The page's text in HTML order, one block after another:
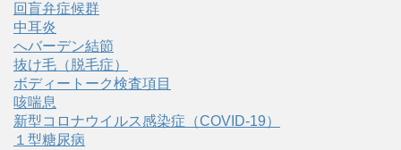
回盲弁症候群
中耳炎
へバーデン結節
抜け毛（脱毛症）
ボディートーク検査項目
咳喘息
新型コロナウイルス感染症（COVID‑19）
１型糖尿病